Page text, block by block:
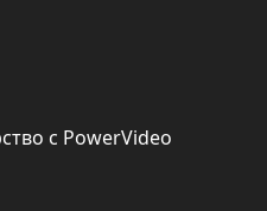
с PowerVideo